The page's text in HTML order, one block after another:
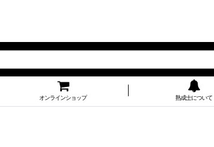
オンラインショップ 熟成士について